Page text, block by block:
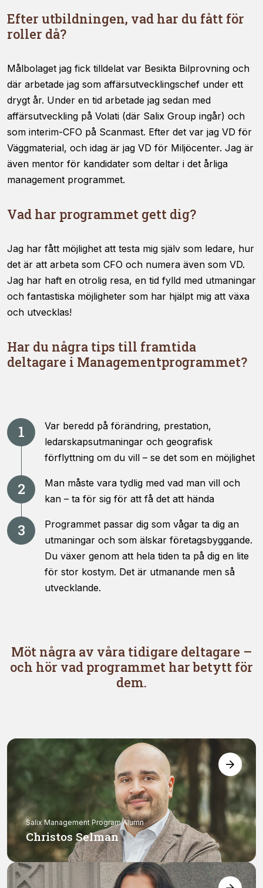
Efter utbildningen, vad har du fått för
roller då?
Målbolaget jag fick tilldelat var Besikta Bilprovning och
där arbetade jag som affärsutvecklingschef under ett
drygt år. Under en tid arbetade jag sedan med
affärsutveckling på Volati (där Salix Group ingår) och
som interim-CFO på Scanmast. Efter det var jag VD för
Väggmaterial, och idag är jag VD för Miljöcenter. Jag är
även mentor för kandidater som deltar i det årliga
management programmet.
Vad har programmet gett dig?
Jag har fått möjlighet att testa mig själv som ledare, hur
det är att arbeta som CFO och numera även som VD.
Jag har haft en otrolig resa, en tid fylld med utmaningar
och fantastiska möjligheter som har hjälpt mig att växa
och utvecklas!
Har du några tips till framtida
deltagare i Managementprogrammet?
Var beredd på förändring, prestation,
ledarskapsutmaningar och geografisk
förflyttning om du vill – se det som en möjlighet
Man måste vara tydlig med vad man vill och
kan – ta för sig för att få det att hända
Programmet passar dig som vågar ta dig an
utmaningar och som älskar företagsbyggande.
Du växer genom att hela tiden ta på dig en lite
för stor kostym. Det är utmanande men så
utvecklande.
Möt några av våra tidigare deltagare –
och hör vad programmet har betytt för
dem.
Salix Management Program Alumn
Christos Selman